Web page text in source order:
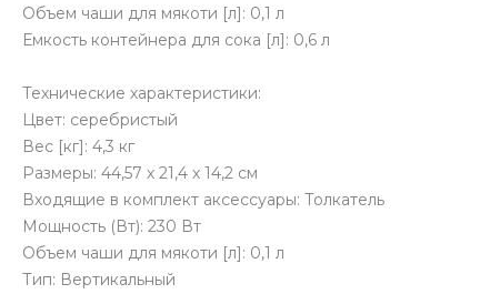
Объем чаши для мякоти [л]: 0,1 л
Емкость контейнера для сока [л]: 0,6 л
Технические характеристики:
Цвет: серебристый
Вес [кг]: 4,3 кг
Размеры: 44,57 х 21,4 х 14,2 см
Входящие в комплект аксессуары: Толкатель
Мощность (Вт): 230 Вт
Объем чаши для мякоти [л]: 0,1 л
Тип: Вертикальный